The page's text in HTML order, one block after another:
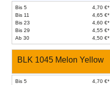
Bis 5
4,70 €*
Bis 11
4,65 €*
Bis 23
4,60 €*
Bis 29
4,55 €*
Ab 30
4,50 €*
BLK 1045 Melon Yellow
Bis 5
4,70 €*